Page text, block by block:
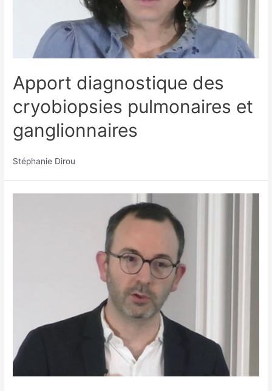
Apport diagnostique des
cryobiopsies pulmonaires et
ganglionnaires
Stéphanie Dirou